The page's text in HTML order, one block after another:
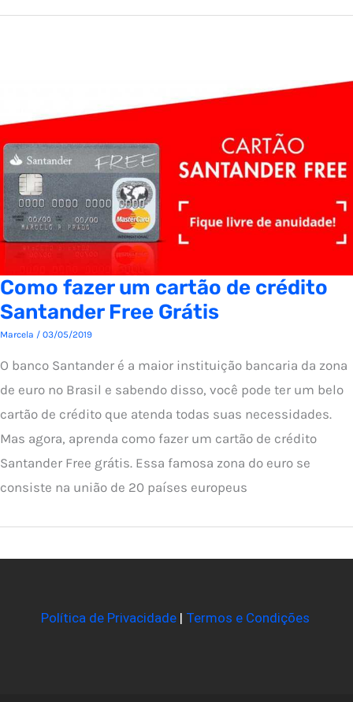
Como fazer um cartão de crédito
Santander Free Grátis
Marcela / 03/05/2019
O banco Santander é a maior instituição bancaria da zona
de euro no Brasil e sabendo disso, você pode ter um belo
cartão de crédito que atenda todas suas necessidades.
Mas agora, aprenda como fazer um cartão de crédito
Santander Free grátis. Essa famosa zona do euro se
consiste na união de 20 países europeus
Política de Privacidade| Termos e Condições